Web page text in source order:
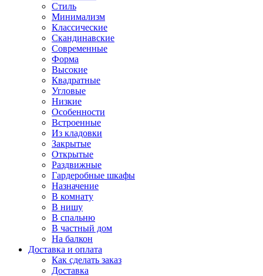
Стиль
Минимализм
Классические
Скандинавские
Современные
Форма
Высокие
Квадратные
Угловые
Низкие
Особенности
Встроенные
Из кладовки
Закрытые
Открытые
Раздвижные
Гардеробные шкафы
Назначение
В комнату
В нишу
В спальню
В частный дом
На балкон
Доставка и оплата
Как сделать заказ
Доставка